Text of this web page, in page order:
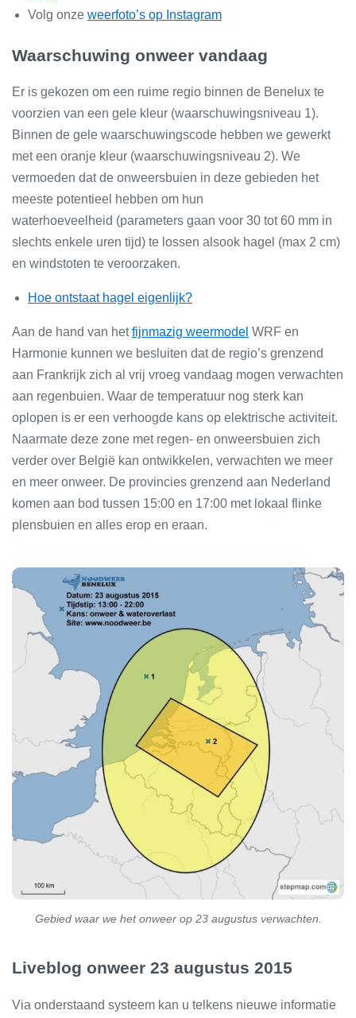
Volg onze weerfoto’s op Instagram
Waarschuwing onweer vandaag
Er is gekozen om een ruime regio binnen de Benelux te
voorzien van een gele kleur (waarschuwingsniveau 1).
Binnen de gele waarschuwingscode hebben we gewerkt
met een oranje kleur (waarschuwingsniveau 2). We
vermoeden dat de onweersbuien in deze gebieden het
meeste potentieel hebben om hun
waterhoeveelheid (parameters gaan voor 30 tot 60 mm in
slechts enkele uren tijd) te lossen alsook hagel (max 2 cm)
en windstoten te veroorzaken.
Hoe ontstaat hagel eigenlijk?
Aan de hand van hetfijnmazig weermodel WRF en
Harmonie kunnen we besluiten dat de regio’s grenzend
aan Frankrijk zich al vrij vroeg vandaag mogen verwachten
aan regenbuien. Waar de temperatuur nog sterk kan
oplopen is er een verhoogde kans op elektrische activiteit.
Naarmate deze zone met regen- en onweersbuien zich
verder over België kan ontwikkelen, verwachten we meer
en meer onweer. De provincies grenzend aan Nederland
komen aan bod tussen 15:00 en 17:00 met lokaal flinke
plensbuien en alles erop en eraan.
Gebied waar we het onweer op 23 augustus verwachten.
Liveblog onweer 23 augustus 2015
Via onderstaand systeem kan u telkens nieuwe informatie